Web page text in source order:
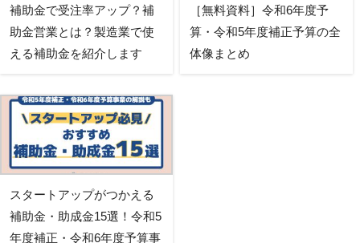
補助金で受注率アップ？補
助金営業とは？製造業で使
える補助金を紹介します
［無料資料］令和6年度予
算・令和5年度補正予算の全
体像まとめ
スタートアップがつかえる
補助金・助成金15選！令和5
年度補正・令和6年度予算事